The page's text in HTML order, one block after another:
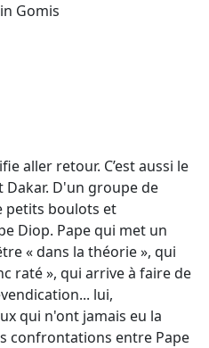
Gomis
aller retour. C’est aussi le
D'un groupe de
petits boulots et
Diop. Pape qui met un
« dans la théorie », qui
raté », qui arrive à faire de
lui,
qui n'ont jamais eu la
confrontations entre Pape